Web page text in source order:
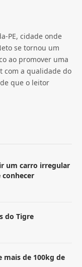
PE, cidade onde
se tornou um
ao promover uma
com a qualidade do
que o leitor
um carro irregular
do Tigre
mais de 100kg de